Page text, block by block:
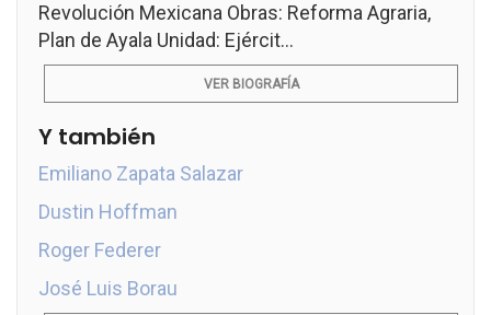
Revolución Mexicana Obras: Reforma Agraria,
Plan de Ayala Unidad: Ejércit...
VER BIOGRAFÍA
Y también
Emiliano Zapata Salazar
Dustin Hoffman
Roger Federer
José Luis Borau